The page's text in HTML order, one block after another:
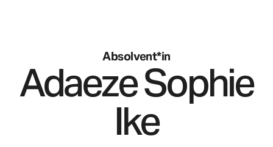
Absolvent*in
Adaeze Sophie
Ike